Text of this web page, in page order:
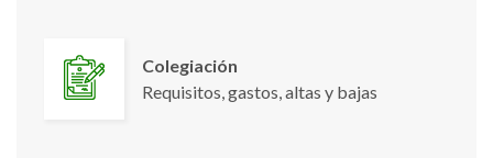
Colegiación
Requisitos, gastos, altas y bajas